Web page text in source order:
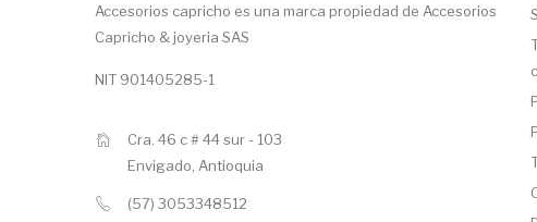
Accesorios capricho es una marca propiedad de Accesorios
Capricho & joyeria SAS
NIT 901405285-1
Cra. 46 c # 44 sur - 103
Envigado, Antioquia
(57) 3053348512